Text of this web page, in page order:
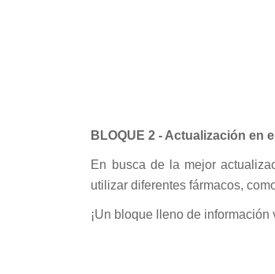
BLOQUE 2 - Actualización en
En busca de la mejor
utilizar diferentes fármacos,
¡Un bloque lleno de